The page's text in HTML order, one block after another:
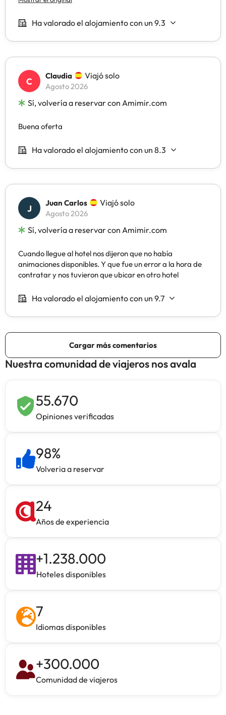
Nuestra comunidad de viajeros nos avala
55.670
Opiniones verificadas
98%
Volveria a reservar
24
Años de experiencia
+1.238.000
Hoteles disponibles
7
Idiomas disponibles
+300.000
Comunidad de viajeros